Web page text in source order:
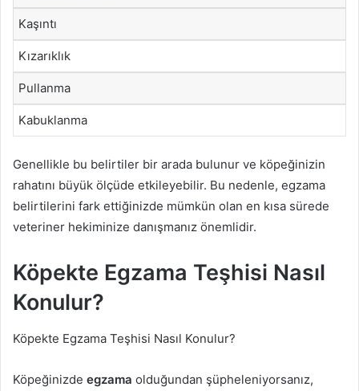
Kaşıntı
Kızarıklık
Pullanma
Kabuklanma
Genellikle bu belirtiler bir arada bulunur ve köpeğinizin
rahatını büyük ölçüde etkileyebilir. Bu nedenle, egzama
belirtilerini fark ettiğinizde mümkün olan en kısa sürede
veteriner hekiminize danışmanız önemlidir.
Köpekte Egzama Teşhisi Nasıl
Konulur?
Köpekte Egzama Teşhisi Nasıl Konulur?
Köpeğinizde egzama olduğundan şüpheleniyorsanız,